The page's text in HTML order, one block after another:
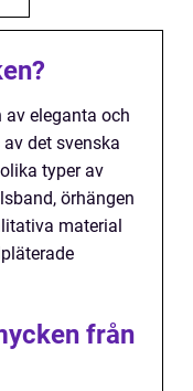
av eleganta och
det svenska
typer av
örhängen
material
från